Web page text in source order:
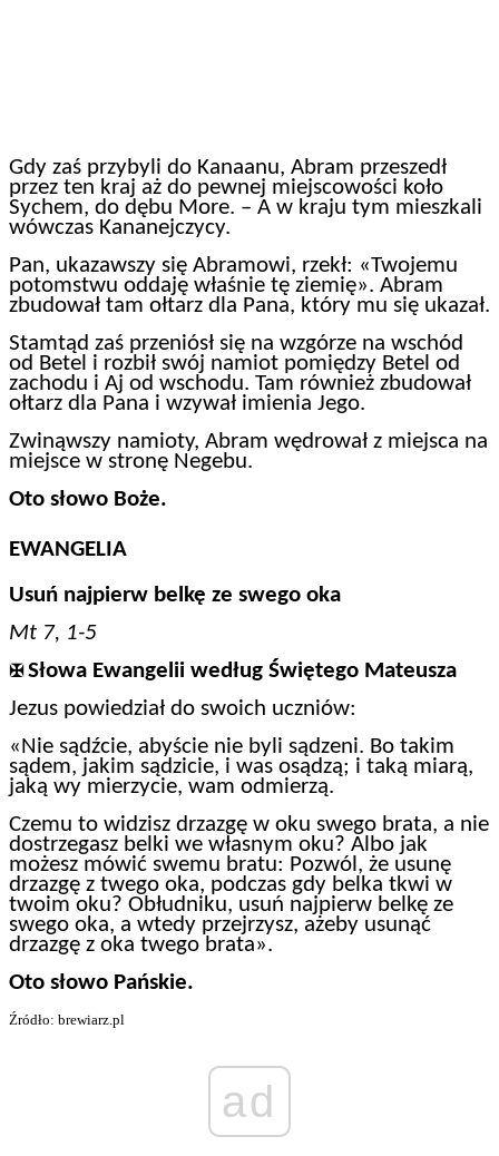
Gdy zaś przybyli do Kanaanu, Abram przeszedł
przez ten kraj aż do pewnej miejscowości koło
Sychem, do dębu More. – A w kraju tym mieszkali
wówczas Kananejczycy.
Pan, ukazawszy się Abramowi, rzekł: «Twojemu
potomstwu oddaję właśnie tę ziemię». Abram
zbudował tam ołtarz dla Pana, który mu się ukazał.
Stamtąd zaś przeniósł się na wzgórze na wschód
od Betel i rozbił swój namiot pomiędzy Betel od
zachodu i Aj od wschodu. Tam również zbudował
ołtarz dla Pana i wzywał imienia Jego.
Zwinąwszy namioty, Abram wędrował z miejsca na
miejsce w stronę Negebu.
Oto słowo Boże.
EWANGELIA
Usuń najpierw belkę ze swego oka
Mt 7, 1-5
✠ Słowa Ewangelii według Świętego Mateusza
Jezus powiedział do swoich uczniów:
«Nie sądźcie, abyście nie byli sądzeni. Bo takim
sądem, jakim sądzicie, i was osądzą; i taką miarą,
jaką wy mierzycie, wam odmierzą.
Czemu to widzisz drzazgę w oku swego brata, a nie
dostrzegasz belki we własnym oku? Albo jak
możesz mówić swemu bratu: Pozwól, że usunę
drzazgę z twego oka, podczas gdy belka tkwi w
twoim oku? Obłudniku, usuń najpierw belkę ze
swego oka, a wtedy przejrzysz, ażeby usunąć
drzazgę z oka twego brata».
Oto słowo Pańskie.
Źródło: brewiarz.pl
ad